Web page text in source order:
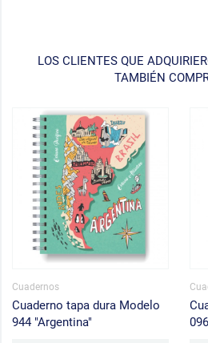
LOS CLIENTES QUE
TAMBIÉN
Cuadernos
Cuaderno tapa dura Modelo
944 "Argentina"